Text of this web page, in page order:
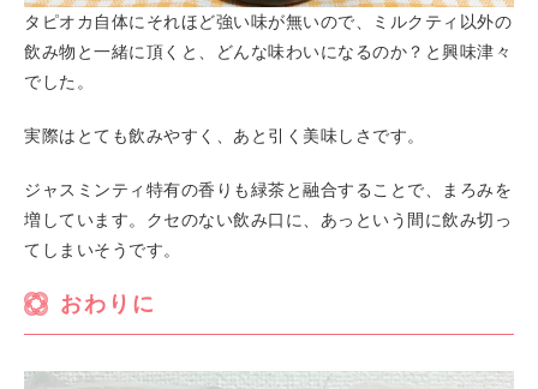
タピオカ自体にそれほど強い味が無いので、ミルクティ以外の
飲み物と一緒に頂くと、どんな味わいになるのか？と興味津々
でした。
実際はとても飲みやすく、あと引く美味しさです。
ジャスミンティ特有の香りも緑茶と融合することで、まろみを
増しています。クセのない飲み口に、あっという間に飲み切っ
てしまいそうです。
おわりに